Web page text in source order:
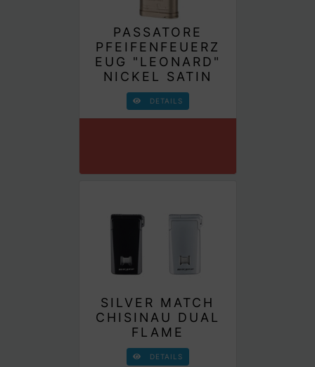
PASSATORE
PFEIFENFEUERZ
EUG "LEONARD"
NICKEL SATIN
DETAILS
SILVER MATCH
CHISINAU DUAL
FLAME
DETAILS